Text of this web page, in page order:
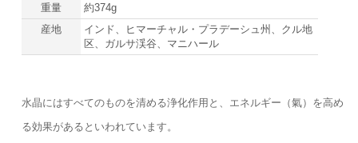
重量
約374g
産地
インド、ヒマーチャル・プラデーシュ州、クル地
区、ガルサ渓谷、マニハール
水晶にはすべてのものを清める浄化作用と、エネルギー（氣）を高め
る効果があるといわれています。